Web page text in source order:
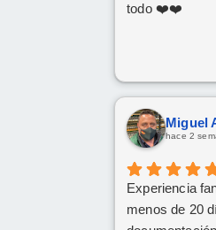
todo ❤️❤️
hace 2
Experiencia
menos de 20